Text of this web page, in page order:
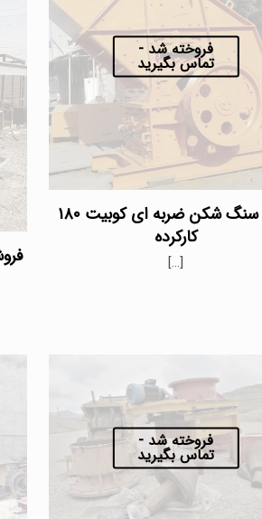
فروخته شد -
تماس بگیرید
خرید سنگ شکن ضربه ای کوبیت ۱۸۰
کارکرده
[…]
فروخته شد -
تماس بگیرید